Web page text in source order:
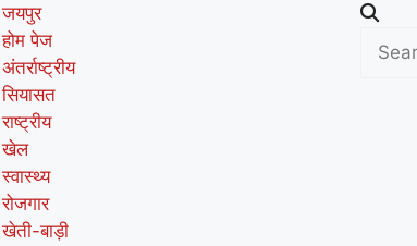
जयपुर
होम पेज
अंतर्राष्ट्रीय
सियासत
राष्ट्रीय
खेल
स्वास्थ्य
रोजगार
खेती-बाड़ी